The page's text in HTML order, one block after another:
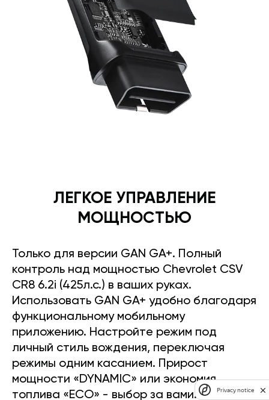
ЛЕГКОЕ УПРАВЛЕНИЕ
МОЩНОСТЬЮ
Только для версии GAN GA+. Полный
контроль над мощностью Chevrolet CSV
CR8 6.2i (425л.с.) в ваших руках.
Использовать GAN GA+ удобно благодаря
функциональному мобильному
приложению. Настройте режим под
личный стиль вождения, переключая
режимы одним касанием. Прирост
мощности «DYNAMIC» или экономия
топлива «ECO» - выбор за вами.
Privacy notice